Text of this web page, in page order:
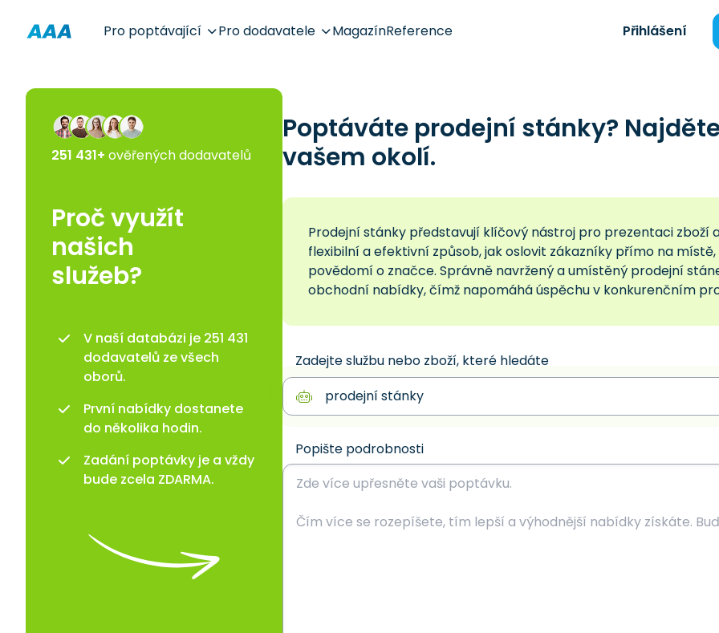
Pro poptávající Pro dodavatele MagazínReference Přihlášení
Poptáváte prodejní stánky?
vašem okolí.
Prodejní stánky představují klíčový nástroj pro prezentaci zboží
flexibilní a efektivní způsob, jak oslovit zákazníky přímo na
povědomí o značce. Správně navržený a umístěný prodejní
obchodní nabídky, čímž napomáhá úspěchu v konkurenčním
Zadejte službu nebo zboží, které hledáte
Popište podrobnosti
251 431+ ověřených dodavatelů
Proč využít
našich
služeb?
V naší databázi je 251 431
dodavatelů ze všech
oborů.
První nabídky dostanete
do několika hodin.
Zadání poptávky je a vždy
bude zcela ZDARMA.